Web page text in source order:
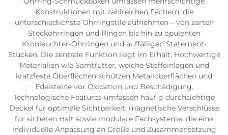
Konstruktionen mit zahlreichen Fächern, die
unterschiedlichste Ohrringstile aufnehmen – von zarten
Steckohrringen und Ringen bis hin zu opulenten
Kronleuchter-Ohrringen und auffälligen Statement-
Stücken. Die zentrale Funktion liegt im Erhalt: Hochwertige
Materialien wie Samtfutter, weiche Stoffeinlagen und
kratzfeste Oberflächen schützen Metalloberflächen und
Edelsteine vor Oxidation und Beschädigung.
Technologische Features umfassen häufig durchsichtige
Deckel für optimale Sichtbarkeit, magnetische Verschlüsse
für sicheren Halt sowie modulare Fachsysteme, die eine
individuelle Anpassung an Größe und Zusammensetzung